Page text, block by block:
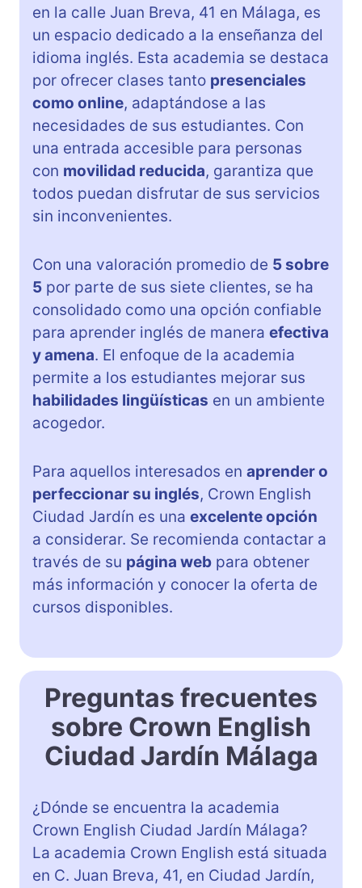
en la calle Juan Breva, 41 en Málaga, es
un espacio dedicado a la enseñanza del
idioma inglés. Esta academia se destaca
por ofrecer clases tanto presenciales
como online, adaptándose a las
necesidades de sus estudiantes. Con
una entrada accesible para personas
con movilidad reducida, garantiza que
todos puedan disfrutar de sus servicios
sin inconvenientes.
Con una valoración promedio de 5 sobre
5 por parte de sus siete clientes, se ha
consolidado como una opción confiable
para aprender inglés de manera efectiva
y amena. El enfoque de la academia
permite a los estudiantes mejorar sus
habilidades lingüísticas en un ambiente
acogedor.
Para aquellos interesados en aprender o
perfeccionar su inglés, Crown English
Ciudad Jardín es una excelente opción
a considerar. Se recomienda contactar a
través de su página web para obtener
más información y conocer la oferta de
cursos disponibles.
Preguntas frecuentes
sobre Crown English
Ciudad Jardín Málaga
¿Dónde se encuentra la academia
Crown English Ciudad Jardín Málaga?
La academia Crown English está situada
en C. Juan Breva, 41, en Ciudad Jardín,